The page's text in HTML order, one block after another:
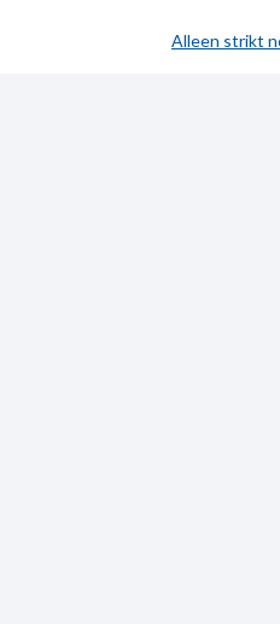
Alleen strikt